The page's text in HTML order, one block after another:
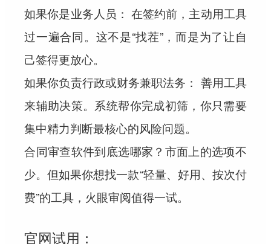
如果你是业务人员： 在签约前，主动用工具
过一遍合同。这不是“找茬”，而是为了让自
己签得更放心。
如果你负责行政或财务兼职法务： 善用工具
来辅助决策。系统帮你完成初筛，你只需要
集中精力判断最核心的风险问题。
合同审查软件到底选哪家？市面上的选项不
少。但如果你想找一款“轻量、好用、按次付
费”的工具，火眼审阅值得一试。
官网试用：